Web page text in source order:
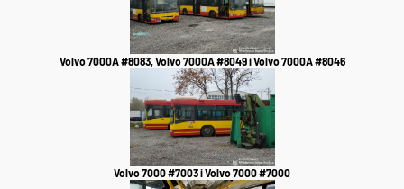
Volvo 7000A #8083, Volvo 7000A #8049 i Volvo 7000A #8046
Volvo 7000 #7003 i Volvo 7000 #7000